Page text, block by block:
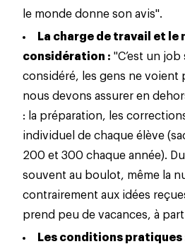
le monde donne son avis".
La charge de travail et le
considération : "C’est un
considéré, les gens ne voient
nous devons assurer en
: la préparation, les
individuel de chaque élève
200 et 300 chaque année).
souvent au boulot, même la
contrairement aux idées
prend peu de vacances, à part
Les conditions pratiques